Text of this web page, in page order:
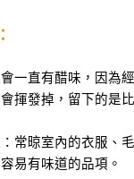
一直有醋味，因為
揮發掉，留下的是
常晾室內的衣服、
易有味道的品項。